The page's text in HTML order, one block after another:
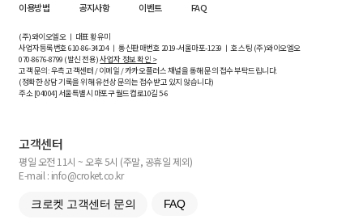
이용방법
공지사항 이벤트 FAQ
(주)와이오엘오 ㅣ 대표 황유미
사업자등록번호610-86-34204ㅣ 통신판매번호 2019-서울마포-1239 ㅣ 호스팅 (주)와이오엘오
070-8676-8799 (발신 전용)사업자 정보 확인 >
고객 문의: 우측 고객센터 / 이메일 / 카카오플러스 채널을 통해 문의 접수 부탁드립니다.
(정확한 상담 기록을 위해 유선상 문의는 접수받고 있지 않습니다)
주소 [04004] 서울특별시 마포구 월드컵로10길5-6
고객센터
평일 오전 11시 ~ 오후 5시 (주말, 공휴일 제외)
E-mail : info@croket.co.kr
크로켓 고객센터 문의 FAQ